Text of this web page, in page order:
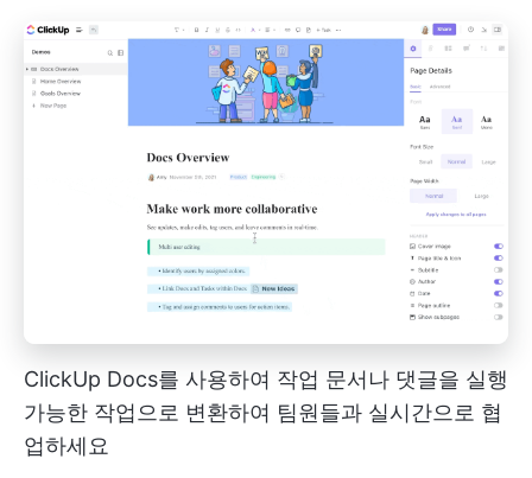
ClickUp Docs를 사용하여 작업 문서나 댓글을 실행
가능한 작업으로 변환하여 팀원들과 실시간으로 협
업하세요